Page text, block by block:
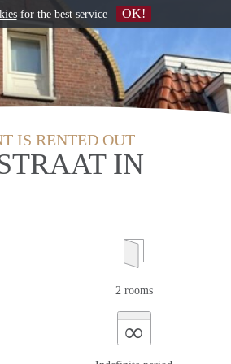
IS RENTED OUT
IN
2 rooms
∞
for the best service OK!